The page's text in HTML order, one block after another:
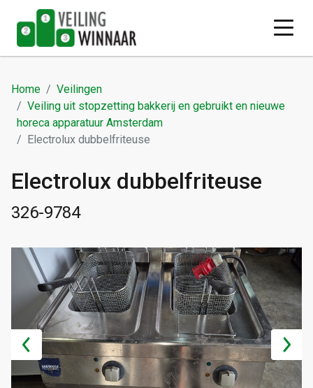
Home
Veilingen
Veiling uit stopzetting bakkerij en gebruikt en nieuwe
horeca apparatuur Amsterdam
Electrolux dubbelfriteuse
Electrolux dubbelfriteuse
326-9784